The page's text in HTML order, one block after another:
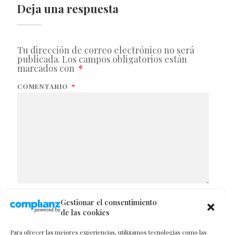
Gestionar el consentimiento
de las cookies
Para ofrecer las mejores experiencias, utilizamos tecnologías como las
Deja una respuesta
Tu dirección de correo electrónico no será
publicada. Los campos obligatorios están
marcados con *
COMENTARIO *
NOMBRE